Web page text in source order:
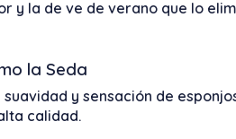
y la de ve de verano que lo
la Seda
y sensación de
calidad.